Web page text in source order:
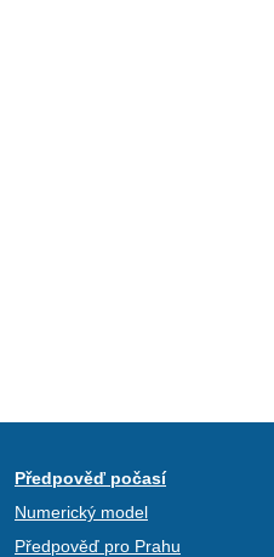
Předpověď počasí
Numerický model
Předpověď pro Prahu